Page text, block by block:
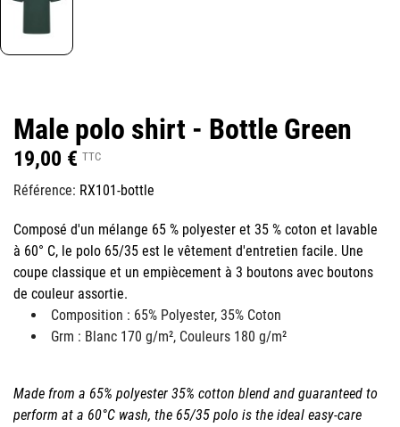
Male polo shirt - Bottle Green
19,00 € TTC
Référence: RX101-bottle
Composé d'un mélange 65 % polyester et 35 % coton et lavable
à 60° C, le polo 65/35 est le vêtement d'entretien facile. Une
coupe classique et un empiècement à 3 boutons avec boutons
de couleur assortie.
Composition : 65% Polyester, 35% Coton
Grm : Blanc 170 g/m², Couleurs 180 g/m²
Made from a 65% polyester 35% cotton blend and guaranteed to
perform at a 60°C wash, the 65/35 polo is the ideal easy-care